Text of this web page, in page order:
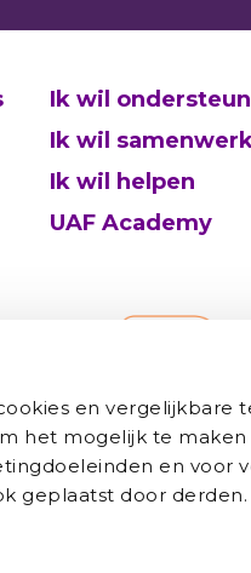
en vergelijkbare
het mogelijk te
en voor
geplaatst door derden.
Ik wil
Ik wil
Ik wil helpen
UAF Academy